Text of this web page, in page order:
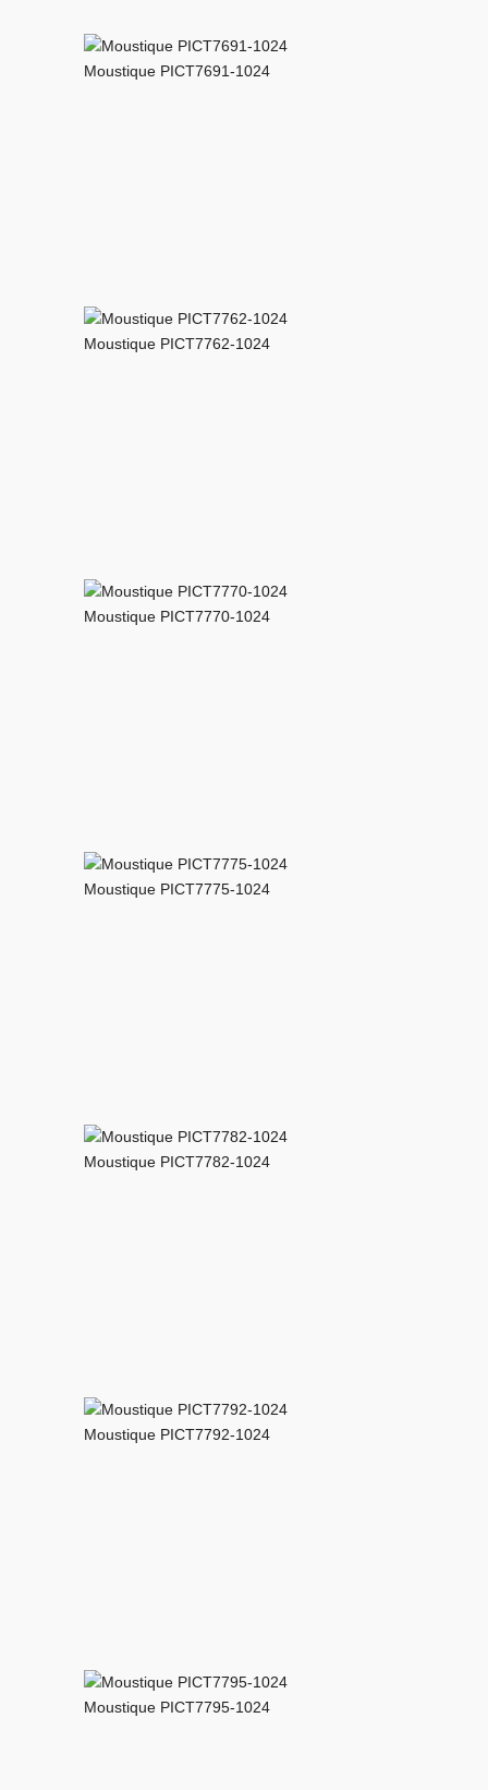
Moustique PICT7691-1024
Moustique PICT7762-1024
Moustique PICT7770-1024
Moustique PICT7775-1024
Moustique PICT7782-1024
Moustique PICT7792-1024
Moustique PICT7795-1024